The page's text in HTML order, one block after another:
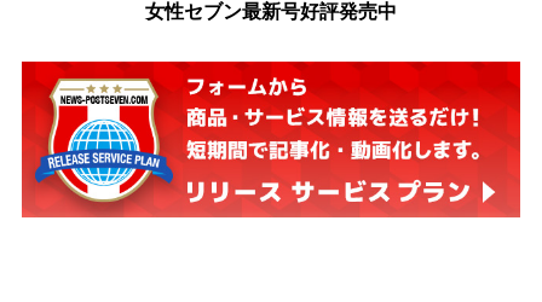
女性セブン最新号好評発売中